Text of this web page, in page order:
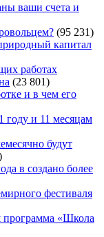
ваши счета и
(95 231)
капитал
работах
(23 801)
и в чем его
и 11 месяцам
будут
в создано более
фестиваля
программа «Школа